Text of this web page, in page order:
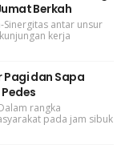
Berkah
Sinergitas antar unsur
kerja
Pagi dan Sapa
rangka
pada jam sibuk